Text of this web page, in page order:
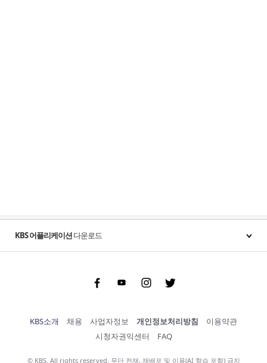
KBS 어플리케이션다운로드
FacebookYoutubeInstgram
KBS소개 채용 사업자정보 개인정보처리방침
이용약관
시청자권익센터
FAQ
© KBS. All rights reserved. 무단 전재, 재배포 및 이용(AI 학습 포함) 금지